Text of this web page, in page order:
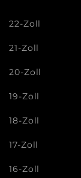
22-Zoll
21-Zoll
20-Zoll
19-Zoll
18-Zoll
17-Zoll
16-Zoll